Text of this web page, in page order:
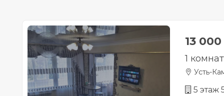
13 000
1
Усть-
5 этаж